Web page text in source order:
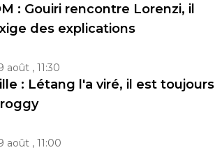
: Gouiri rencontre Lorenzi, il
des explications
août , 11:30
: Létang l'a viré, il est toujours
août , 11:00